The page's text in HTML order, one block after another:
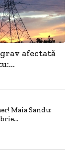
afectată
Maia Sandu: